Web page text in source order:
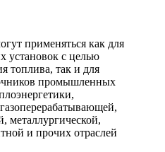
применяться как для
установок с целью
топлива, так и для
промышленных
металлургической,
и прочих отраслей